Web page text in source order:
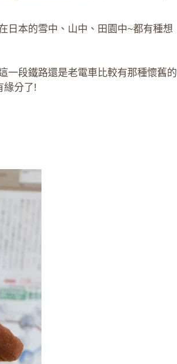
日本的雪中、山中、田園中~都有種想
一段鐵路還是老電車比較有那種懷舊的
緣分了!